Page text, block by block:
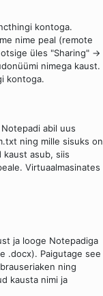
kontoga.
nime peal (remote
üles "Sharing" ->
nimega kaust.
kontoga.
abil uus
ning mille sisuks on
asub, siis
Virtuaalmasinates
ja looge Notepadiga
.docx). Paigutage see
ning
kausta nimi ja